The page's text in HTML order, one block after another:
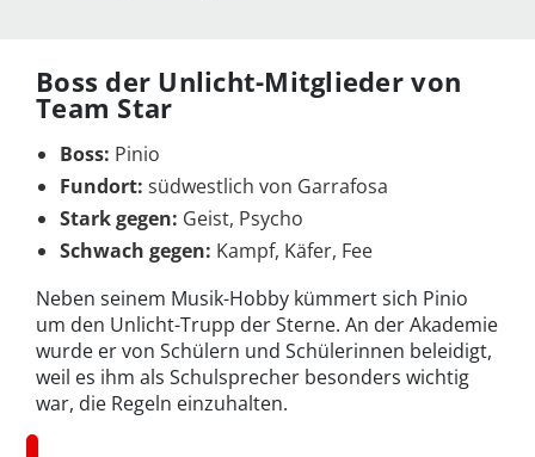
Boss der Unlicht-Mitglieder von
Team Star
Boss: Pinio
Fundort: südwestlich von Garrafosa
Stark gegen: Geist, Psycho
Schwach gegen: Kampf, Käfer, Fee
Neben seinem Musik-Hobby kümmert sich Pinio
um den Unlicht-Trupp der Sterne. An der Akademie
wurde er von Schülern und Schülerinnen beleidigt,
weil es ihm als Schulsprecher besonders wichtig
war, die Regeln einzuhalten.